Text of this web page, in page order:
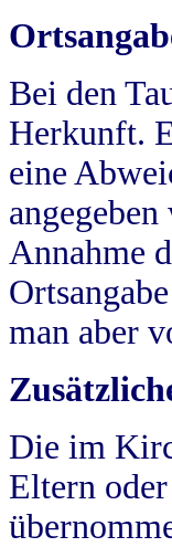
Bei den
Herkunft.
eine
Annahme
man aber
Die im
Eltern